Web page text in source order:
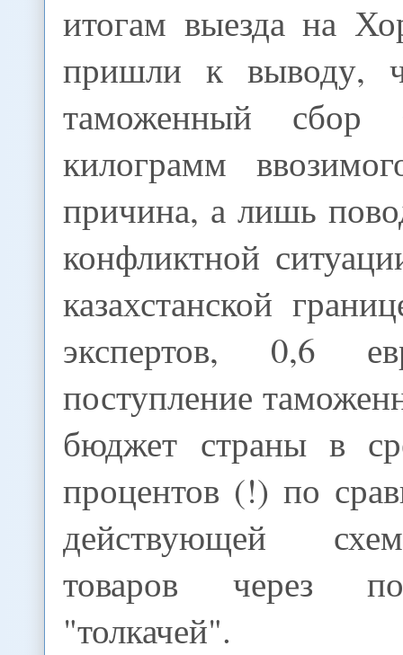
итогам выезда на
пришли к выводу,
таможенный
килограмм
причина, а лишь
конфликтной
казахстанской
экспертов, 0,6
поступление
бюджет страны в
процентов (!) по
действующей
товаров через
"толкачей".